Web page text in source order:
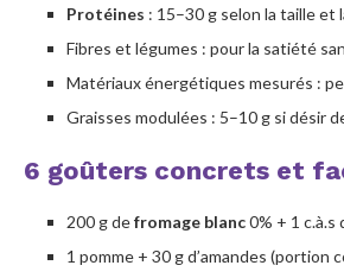
Protéines : 15–30 g selon la taille et
Fibres et légumes : pour la satiété
Matériaux énergétiques mesurés :
Graisses modulées : 5–10 g si désir
6 goûters concrets et
200 g defromage blanc0% + 1
1 pomme + 30 g d’amandes